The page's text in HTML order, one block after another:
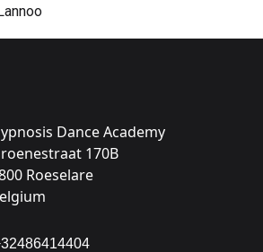
Dance Academy
170B
Roeselare
naar: